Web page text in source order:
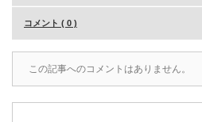
コメント ( 0 )
この記事へのコメントはありません。